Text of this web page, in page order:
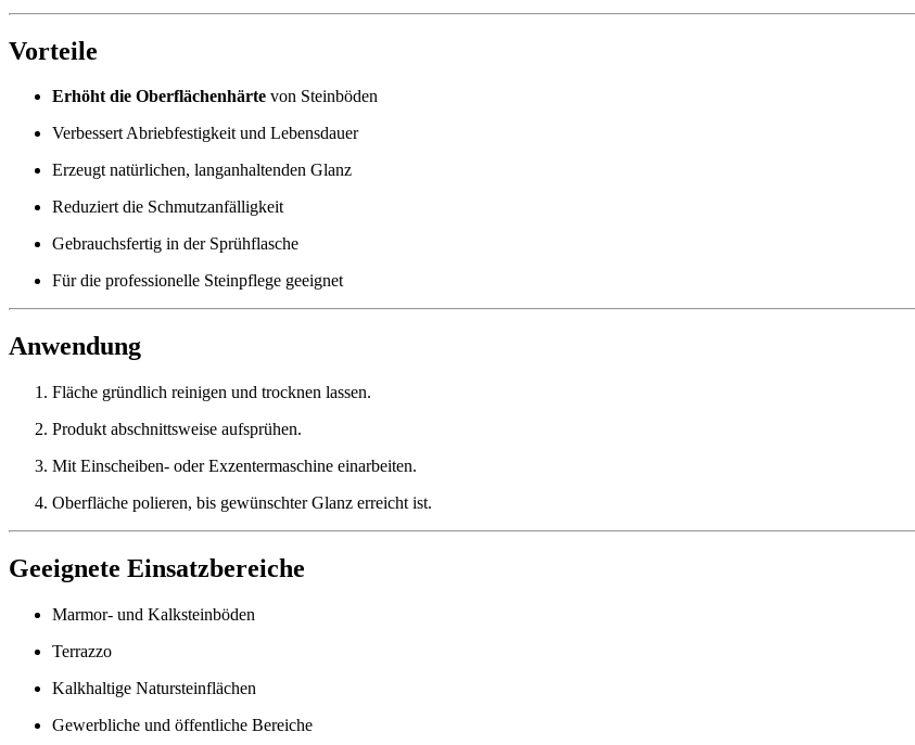
Vorteile
Erhöht die Oberflächenhärte von Steinböden
Verbessert Abriebfestigkeit und Lebensdauer
Erzeugt natürlichen, langanhaltenden Glanz
Reduziert die Schmutzanfälligkeit
Gebrauchsfertig in der Sprühflasche
Für die professionelle Steinpflege geeignet
Anwendung
Fläche gründlich reinigen und trocknen lassen.
Produkt abschnittsweise aufsprühen.
Mit Einscheiben- oder Exzentermaschine einarbeiten.
Oberfläche polieren, bis gewünschter Glanz erreicht ist.
Geeignete Einsatzbereiche
Marmor- und Kalksteinböden
Terrazzo
Kalkhaltige Natursteinflächen
Gewerbliche und öffentliche Bereiche